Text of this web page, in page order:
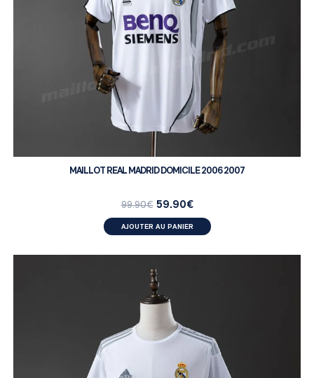
MAILLOT REAL MADRID DOMICILE 2006 2007
99.90€ 59.90€
AJOUTER AU PANIER